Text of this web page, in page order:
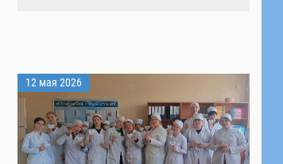
12 мая 2026